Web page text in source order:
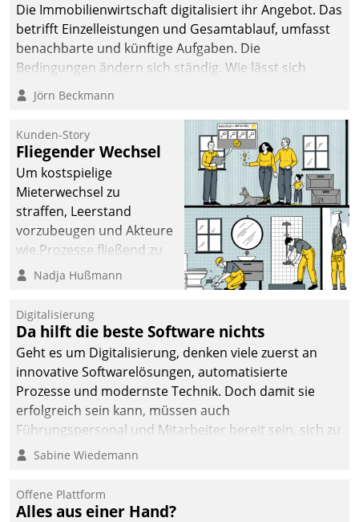
Die Immobilienwirtschaft digitalisiert ihr Angebot. Das
betrifft Einzelleistungen und Gesamtablauf, umfasst
benachbarte und künftige Aufgaben. Die
Bedingungen ändern sich ständig. Wie lässt sich
technisch die Kontrolle wahren und zugleich Freiraum
fürs Wachsen öffnen?
Jörn Beckmann
Kunden-Story
Fliegender Wechsel
Um kostspielige
Mieterwechsel zu
straffen, Leerstand
vorzubeugen und Akteure
wie Prozesse fließend zu
vernetzen, nutzt die
Jahresbeginn eine
Überblick, Einsicht und
Eingriff bietende Lösung.
Zur Entwicklung setzte
man auf
Cloudtechnologie,
bewährte und Startup-
agile Projektmethoden.
Nadja Hußmann
Digitalisierung
Da hilft die beste Software nichts
Geht es um Digitalisierung, denken viele zuerst an
innovative Softwarelösungen, automatisierte
Prozesse und modernste Technik. Doch damit sie
erfolgreich sein kann, müssen auch
Führungspersonal und Mitarbeiter bereit sein, sich zu
verändern und anzupassen, sonst werden sie an ihr
Sabine Wiedemann
Offene Plattform
Alles aus einer Hand?